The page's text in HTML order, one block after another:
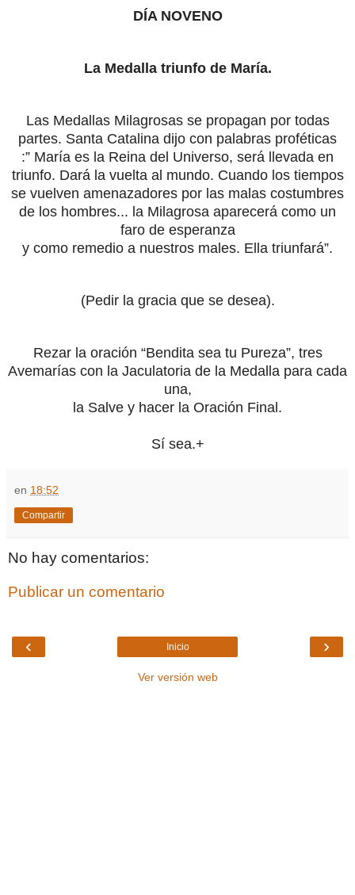
DÍA NOVENO
La Medalla triunfo de María.
Las Medallas Milagrosas se propagan por todas
partes. Santa Catalina dijo con palabras proféticas
:” María es la Reina del Universo, será llevada en
triunfo. Dará la vuelta al mundo. Cuando los tiempos
se vuelven amenazadores por las malas costumbres
de los hombres... la Milagrosa aparecerá como un
faro de esperanza
y como remedio a nuestros males. Ella triunfará”.
(Pedir la gracia que se desea).
Rezar la oración “Bendita sea tu Pureza”, tres
Avemarías con la Jaculatoria de la Medalla para cada
una,
la Salve y hacer la Oración Final.
Sí sea.+
en 18:52
Compartir
No hay comentarios:
Publicar un comentario
‹ ›
Inicio
Ver versión web